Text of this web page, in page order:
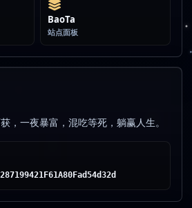
BaoTa
站点面板
，一夜暴富，混吃等死，躺赢人生。